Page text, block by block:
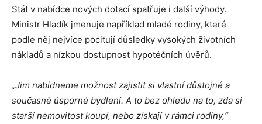
Stát v nabídce nových dotací spatřuje i další výhody.
Ministr Hladík jmenuje například mladé rodiny, které
podle něj nejvíce pociťují důsledky vysokých životních
nákladů a nízkou dostupnost hypotéčních úvěrů.
„Jim nabídneme možnost zajistit si vlastní důstojné a
současně úsporné bydlení. A to bez ohledu na to, zda si
starší nemovitost koupí, nebo získají v rámci rodiny,“